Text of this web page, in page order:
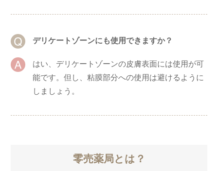
デリケートゾーンにも使用できますか？
はい、デリケートゾーンの皮膚表面には使用が可
能です。但し、粘膜部分への使用は避けるように
しましょう。
零売薬局とは？